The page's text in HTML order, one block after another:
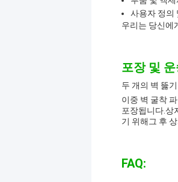
사용자 정의
우리는 당신에
포장 및 운
두 개의 벽 뚫
이중 벽 굴착
포장됩니다.상
기 위해그 후
FAQ: